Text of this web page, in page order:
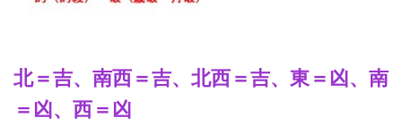
北＝吉、南西＝吉、北西＝吉、東＝凶、南
＝凶、西＝凶